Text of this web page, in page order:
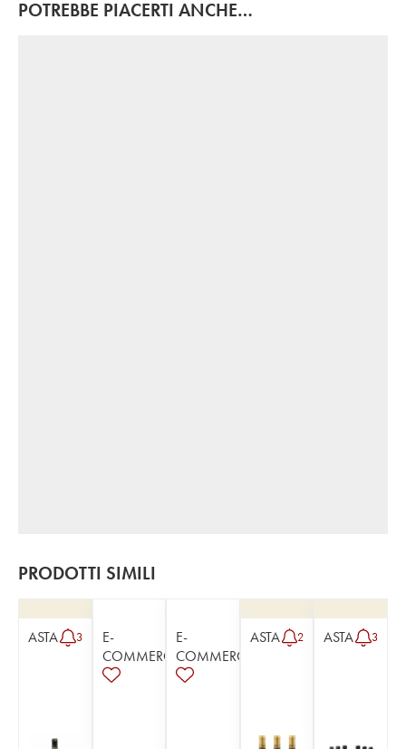
POTREBBE PIACERTI ANCHE…
PRODOTTI SIMILI
ASTA 3
E-
COMMERCE
E-
COMMERCE
ASTA 2 ASTA 3